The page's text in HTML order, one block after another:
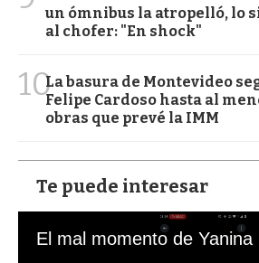
un ómnibus la atropelló, lo
al chofer: "En shock"
10La basura de Montevideo
Felipe Cardoso hasta al
obras que prevé la IMM
Te puede interesar